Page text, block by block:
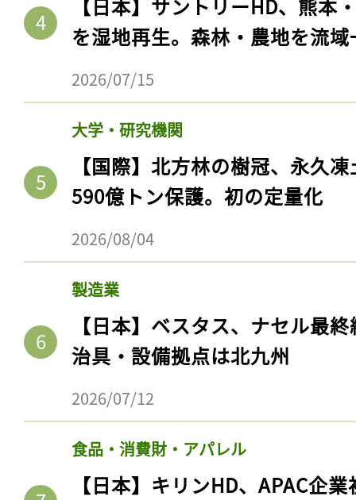
【日本】サントリーHD、熊本
を湿地再生。森林・農地を流
2026/07/15
大学・研究機関
【国際】北方林の樹冠、永久
590億トン保護。初の定量化
2026/08/04
製造業
【日本】ベスタス、ナセル最
治具・設備拠点は北九州
2026/07/12
食品・消費財・アパレル
【日本】キリンHD、APAC企